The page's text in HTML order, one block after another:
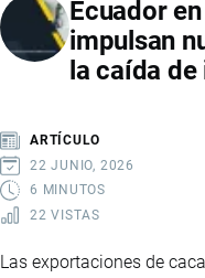
ENTRE
ECUADOR,
COLOMBIA
UNIDOS
Ecuador
impulsan
la caída
ARTÍCULO
22 JUNIO, 2026
6 MINUTOS
22 VISTAS
Las exportaciones de